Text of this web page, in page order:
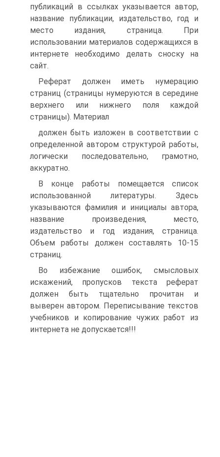
публикаций в ссылках указывается автор,
название публикации, издательство, год и
место издания, страница. При
использовании материалов содержащихся в
интернете необходимо делать сноску на
сайт.
Реферат должен иметь нумерацию
страниц (страницы нумеруются в середине
верхнего или нижнего поля каждой
страницы). Материал
должен быть изложен в соответствии с
определенной автором структурой работы,
логически последовательно, грамотно,
аккуратно.
В конце работы помещается список
использованной литературы. Здесь
указываются фамилия и инициалы автора,
название произведения, место,
издательство и год издания, страница.
Объем работы должен составлять 10-15
страниц.
Во избежание ошибок, смысловых
искажений, пропусков текста реферат
должен быть тщательно прочитан и
выверен автором. Переписывание текстов
учебников и копирование чужих работ из
интернета не допускается!!!